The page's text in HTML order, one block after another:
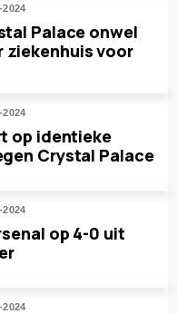
2024
Palace onwel
ziekenhuis voor
2024
op identieke
Crystal Palace
2024
op 4-0 uit
2024